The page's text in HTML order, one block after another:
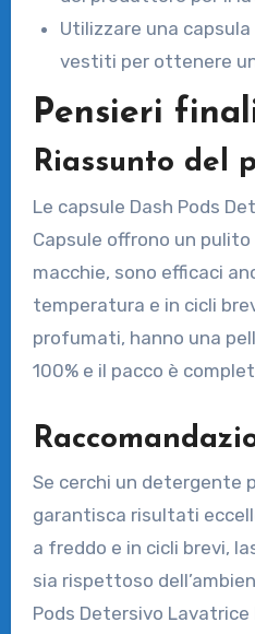
Utilizzare una
vestiti per ottenere
Pensieri
Riassunto del
Le capsule Dash Pods
Capsule offrono un
macchie, sono efficaci
temperatura e in cicli
profumati, hanno una
100% e il pacco è
Se cerchi un detergente
garantisca risultati
a freddo e in cicli brevi,
sia rispettoso
Pods Detersivo Lavatrice